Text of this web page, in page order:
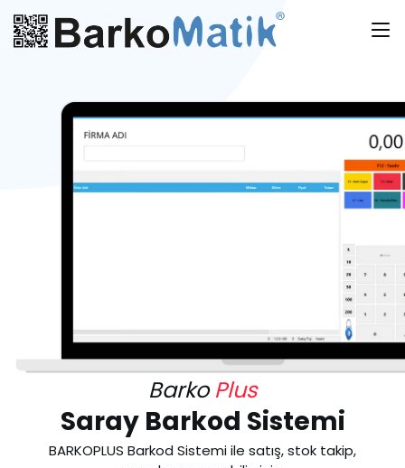
BarkoPlus
Saray Barkod Sistemi
BARKOPLUS Barkod Sistemi ile satış, stok takip,